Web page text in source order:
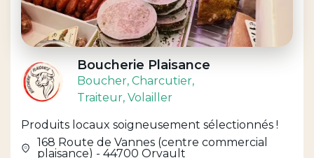
Boucherie Plaisance
Boucher, Charcutier,
Traiteur, Volailler
Produits locaux soigneusement sélectionnés !
168 Route de Vannes (centre commercial
plaisance) - 44700 Orvault